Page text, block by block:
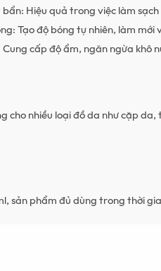
Hiệu quả trong việc làm
Tạo độ bóng tự nhiên, làm
Cung cấp độ ẩm, ngăn ngừa khô
cho nhiều loại đồ da như cặp
sản phẩm đủ dùng trong thời